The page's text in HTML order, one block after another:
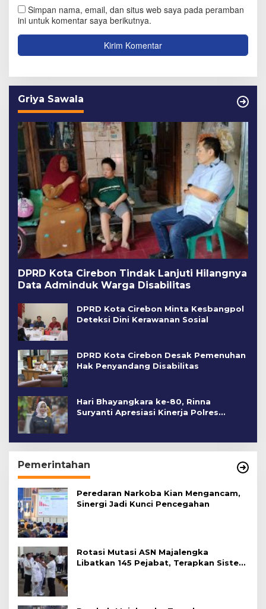
Simpan nama, email, dan situs web saya pada peramban
ini untuk komentar saya berikutnya.
Griya Sawala
DPRD Kota Cirebon Tindak Lanjuti Hilangnya
Data Adminduk Warga Disabilitas
DPRD Kota Cirebon Minta Kesbangpol
Deteksi Dini Kerawanan Sosial
DPRD Kota Cirebon Desak Pemenuhan
Hak Penyandang Disabilitas
Hari Bhayangkara ke-80, Rinna
Suryanti Apresiasi Kinerja Polres
Pemerintahan
Peredaran Narkoba Kian Mengancam,
Sinergi Jadi Kunci Pencegahan
Rotasi Mutasi ASN Majalengka
Libatkan 145 Pejabat, Terapkan Sistem